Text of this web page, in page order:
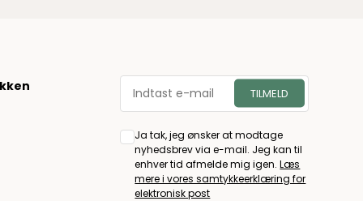
Ja tak, jeg ønsker at modtage
nyhedsbrev via e-mail. Jeg kan til
enhver tid afmelde mig igen.Læs
mere i vores samtykkeerklæring for
elektronisk post